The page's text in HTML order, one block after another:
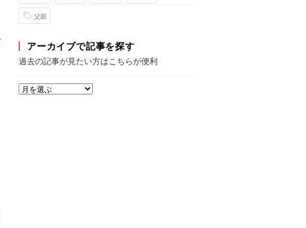
父親
アーカイブで記事を探す
過去の記事が見たい方はこちらが便利